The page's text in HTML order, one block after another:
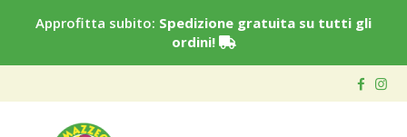
Approfitta subito: Spedizione gratuita su tutti gli
ordini!